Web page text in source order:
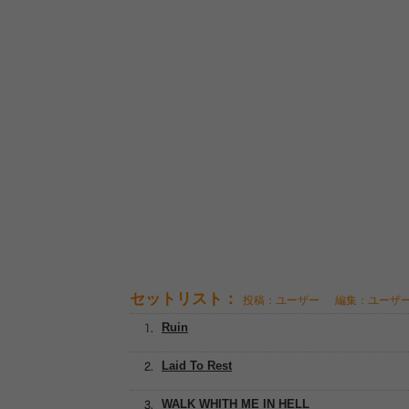
セットリスト： 投稿：ユーザー 編集：ユーザ
WALK WHITH ME IN HELL
Ruin
Laid To Rest